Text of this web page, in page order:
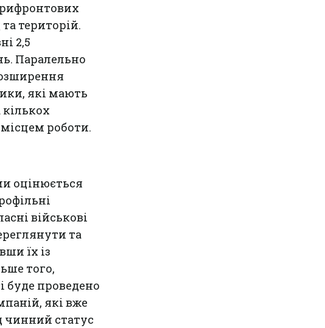
територій.
2,5
Паралельно
які мають
роботи.
оцінюється
військові
та
їх із
того,
буде проведено
які вже
чинний статус